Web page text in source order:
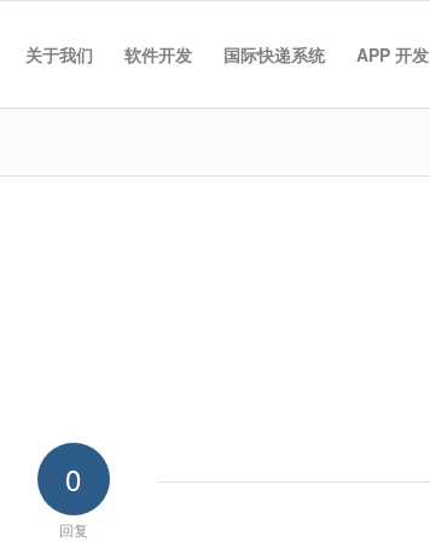
关于我们 软件开发 国际快递系统 APP 开发
0
回复